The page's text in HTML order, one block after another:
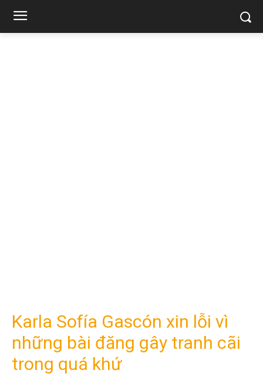
Karla Sofía Gascón xin lỗi vì
những bài đăng gây tranh cãi
trong quá khứ